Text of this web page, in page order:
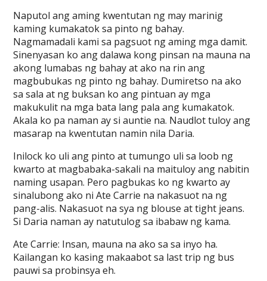
Naputol ang aming kwentutan ng may marinig
kaming kumakatok sa pinto ng bahay.
Nagmamadali kami sa pagsuot ng aming mga damit.
Sinenyasan ko ang dalawa kong pinsan na mauna na
akong lumabas ng bahay at ako na rin ang
magbubukas ng pinto ng bahay. Dumiretso na ako
sa sala at ng buksan ko ang pintuan ay mga
makukulit na mga bata lang pala ang kumakatok.
Akala ko pa naman ay si auntie na. Naudlot tuloy ang
masarap na kwentutan namin nila Daria.
Inilock ko uli ang pinto at tumungo uli sa loob ng
kwarto at magbabaka-sakali na maituloy ang nabitin
naming usapan. Pero pagbukas ko ng kwarto ay
sinalubong ako ni Ate Carrie na nakasuot na ng
pang-alis. Nakasuot na sya ng blouse at tight jeans.
Si Daria naman ay natutulog sa ibabaw ng kama.
Ate Carrie: Insan, mauna na ako sa sa inyo ha.
Kailangan ko kasing makaabot sa last trip ng bus
pauwi sa probinsya eh.